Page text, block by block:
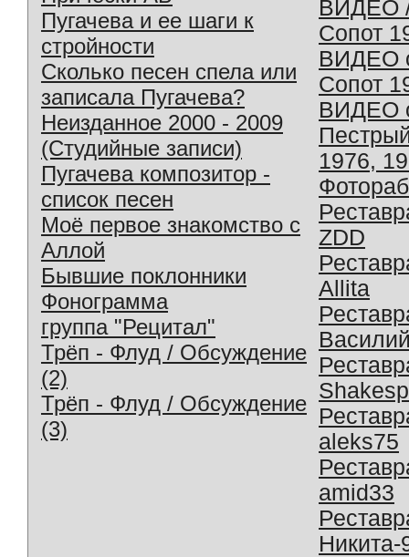
Пугачева и ее шаги к
стройности
Сколько песен спела или
записала Пугачева?
Неизданное 2000 - 2009
(Студийные записи)
Пугачева композитор -
список песен
Моё первое знакомство с
Аллой
Бывшие поклонники
Фонограмма
группа "Рецитал"
Трёп - Флуд / Обсуждение
(2)
Трёп - Флуд / Обсуждение
(3)
ВИДЕО
Сопот
ВИДЕО
Сопот
ВИДЕО
1976,
ZDD
Allita
aleks75
amid33
Никита-